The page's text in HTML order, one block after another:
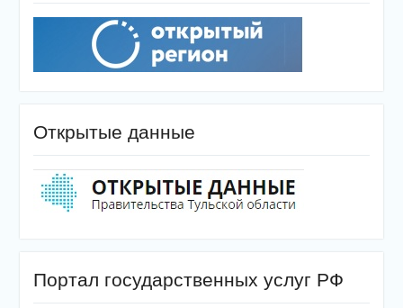
Открытые данные
Портал государственных услуг РФ